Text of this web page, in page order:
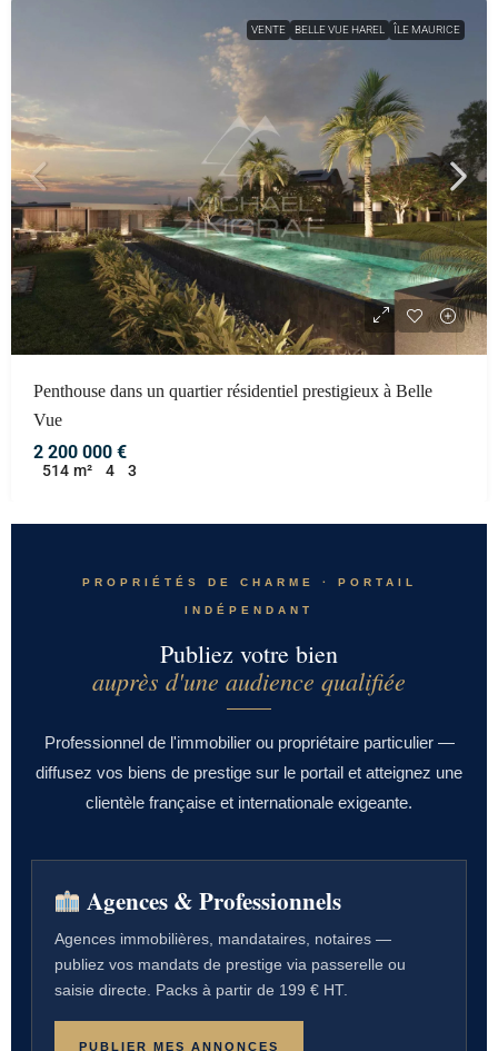
VENTE BELLE VUE HAREL ÎLE MAURICE
Penthouse dans un quartier résidentiel prestigieux à Belle
Vue
2 200 000 €
514 m² 4 3
PROPRIÉTÉS DE CHARME · PORTAIL
INDÉPENDANT
Publiez votre bien
auprès d'une audience qualifiée
Professionnel de l'immobilier ou propriétaire particulier —
diffusez vos biens de prestige sur le portail et atteignez une
clientèle française et internationale exigeante.
Agences & Professionnels
Agences immobilières, mandataires, notaires —
publiez vos mandats de prestige via passerelle ou
saisie directe. Packs à partir de 199 € HT.
PUBLIER MES ANNONCES